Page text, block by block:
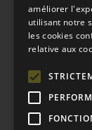
améliorer
utilisant notre
les cookies
relative aux